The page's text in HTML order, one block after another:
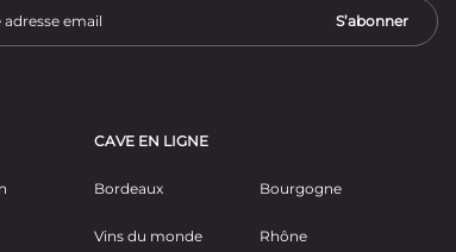
CAVE EN LIGNE
Bordeaux Bourgogne
Vins du monde Rhône